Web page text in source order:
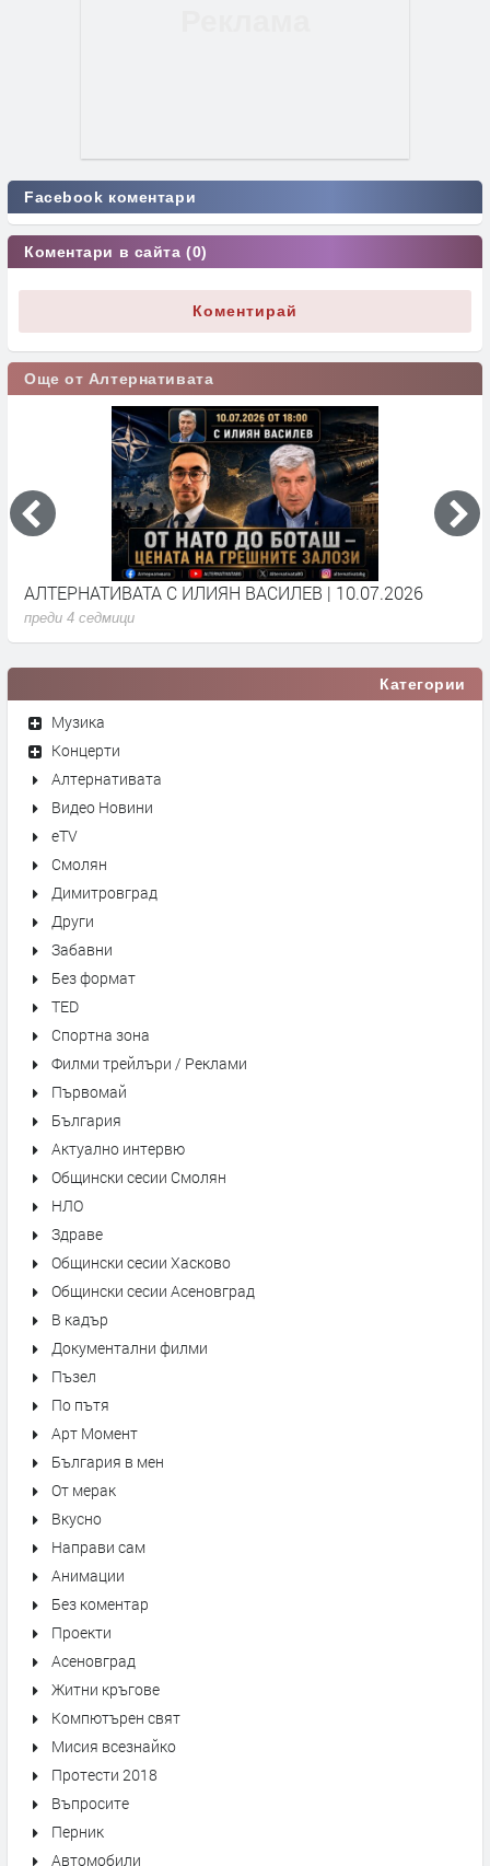
Facebook коментари
Коментари в сайта (0)
Коментирай
Още от Алтернативата
АЛТЕРНАТИВАТА С ИЛИЯН ВАСИЛЕВ | 10.07.2026
преди 4 седмици
Категории
Музика
Концерти
Алтернативата
Видео Новини
eTV
Смолян
Димитровград
Други
Забавни
Без формат
TED
Спортна зона
Филми трейлъри / Реклами
Първомай
България
Актуално интервю
Общински сесии Смолян
НЛО
Здраве
Общински сесии Хасково
Общински сесии Асеновград
В кадър
Документални филми
Пъзел
По пътя
Арт Момент
България в мен
От мерак
Вкусно
Направи сам
Анимации
Без коментар
Проекти
Асеновград
Житни кръгове
Компютърен свят
Мисия всезнайко
Протести 2018
Въпросите
Перник
Автомобили